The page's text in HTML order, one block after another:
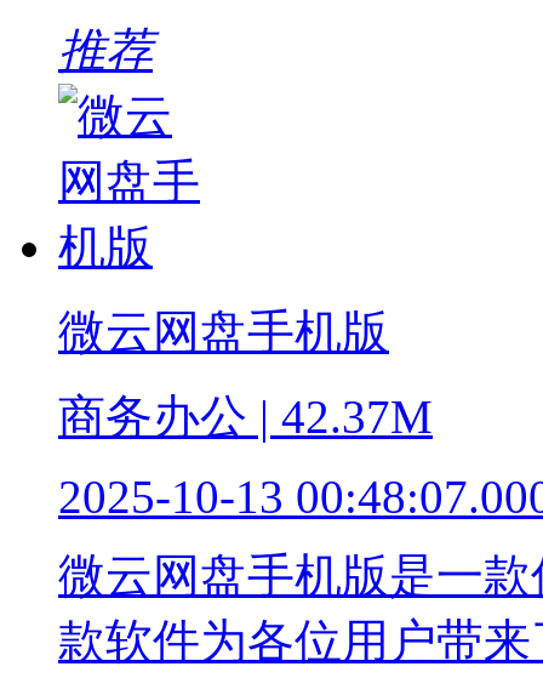
推荐
微云网盘手机版
商务办公 | 42.37M
2025-10-13
微云网盘手机版是一
款软件为各位用户带